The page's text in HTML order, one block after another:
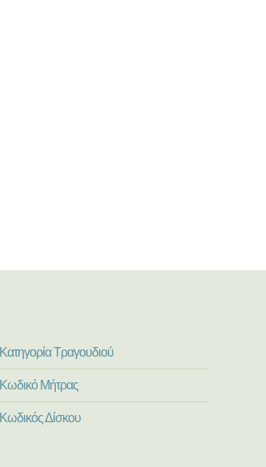
Κατηγορία Τραγουδιού
Κωδικό Μήτρας
Κωδικός Δίσκου